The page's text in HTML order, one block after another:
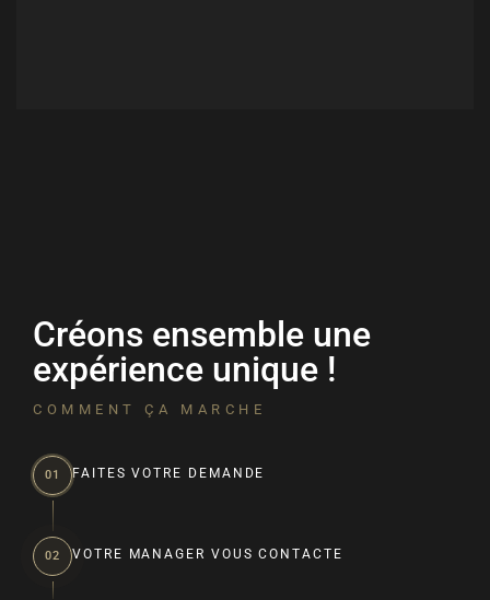
Créons ensemble une
expérience unique !
COMMENT ÇA MARCHE
01 FAITES VOTRE DEMANDE
02 VOTRE MANAGER VOUS CONTACTE